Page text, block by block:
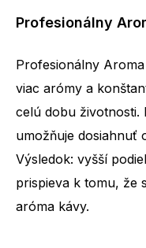
Počet špecialít 15
Profesionálny
Profesionálny
viac arómy a
celú dobu životnosti.
umožňuje dosiahnuť
Výsledok: vyšší
prispieva k tomu, že
aróma kávy.